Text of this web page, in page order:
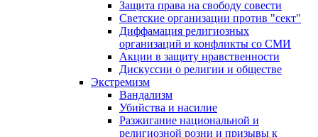
Защита права на свободу совести
Светские организации против "сект"
Диффамация религиозных
организаций и конфликты со СМИ
Акции в защиту нравственности
Дискуссии о религии и обществе
Экстремизм
Вандализм
Убийства и насилие
Разжигание национальной и
религиозной розни и призывы к